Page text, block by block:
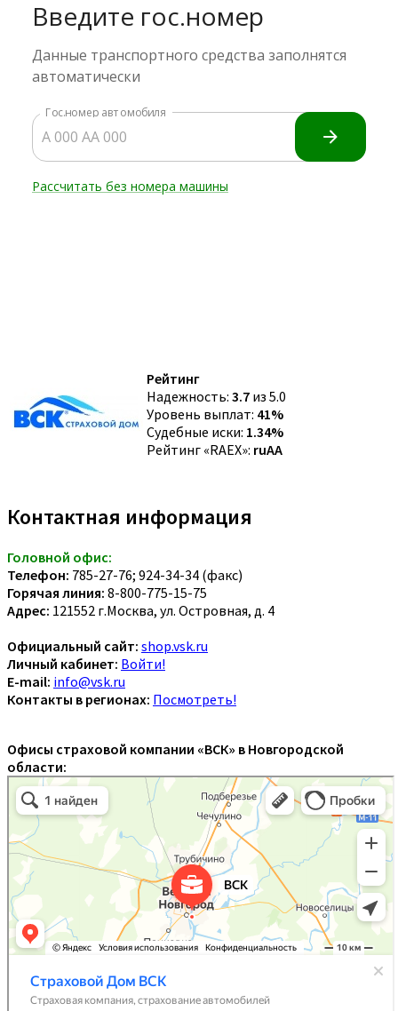
Рейтинг
Надежность: 3.7 из 5.0
Уровень выплат: 41%
Судебные иски: 1.34%
Рейтинг «RAEX»: ruAA
Контактная информация
Головной офис:
Телефон: 785-27-76; 924-34-34 (факс)
Горячая линия: 8-800-775-15-75
Адрес: 121552 г.Москва, ул. Островная, д. 4
Официальный сайт: shop.vsk.ru
Личный кабинет: Войти!
E-mail: info@vsk.ru
Контакты в регионах: Посмотреть!
Офисы страховой компании «ВСК» в Новгородской
области: